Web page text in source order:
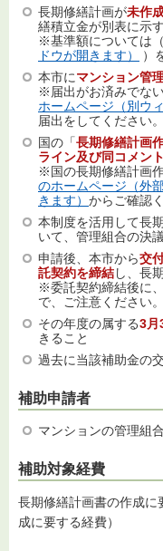
長期修繕計画が未作
繕積立金が別表に示す
※基準額については（
ドウが開きます）
）
本市にマンション管
※届出がお済みでない
ホームページ（別ウ
届出をしてください。
国の「長期修繕計画
ライン及び同コメント
※国の長期修繕計画
のホームページ（外
きます） からご確認
本制度を活用して長
いて、管理組合の決
申請後、本市から交
託契約を締結し、長
※委託契約締結後に
で、ご注意ください。
その年度の属する3月
きること
過去に当該補助金の
補助申請者
マンションの管理組
補助対象経費
長期修繕計画書の作成
成に要する経費）